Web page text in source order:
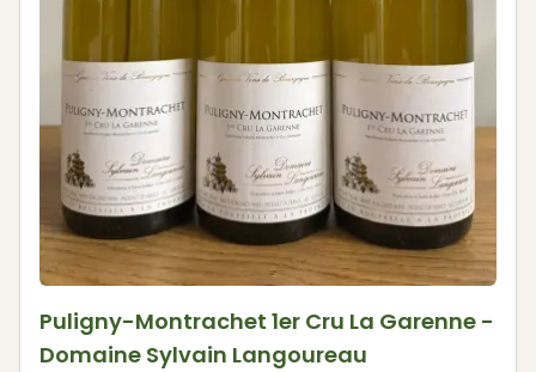
Puligny-Montrachet 1er Cru La Garenne -
Domaine Sylvain Langoureau